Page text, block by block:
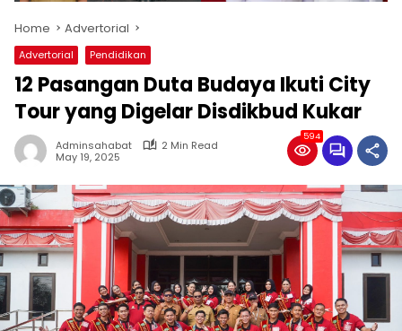
Home Advertorial
Advertorial Pendidikan
12 Pasangan Duta Budaya Ikuti City
Tour yang Digelar Disdikbud Kukar
Adminsahabat
2 Min Read
May 19, 2025
594